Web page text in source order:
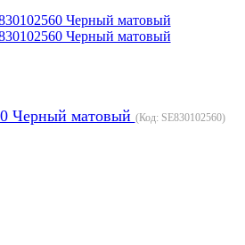
Черный матовый (Код: SE830102560)